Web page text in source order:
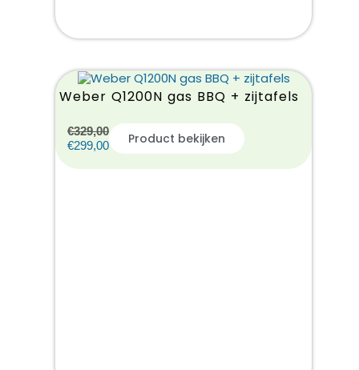
Weber Q1200N gas BBQ + zijtafels
€329,00
€299,00 Product bekijken